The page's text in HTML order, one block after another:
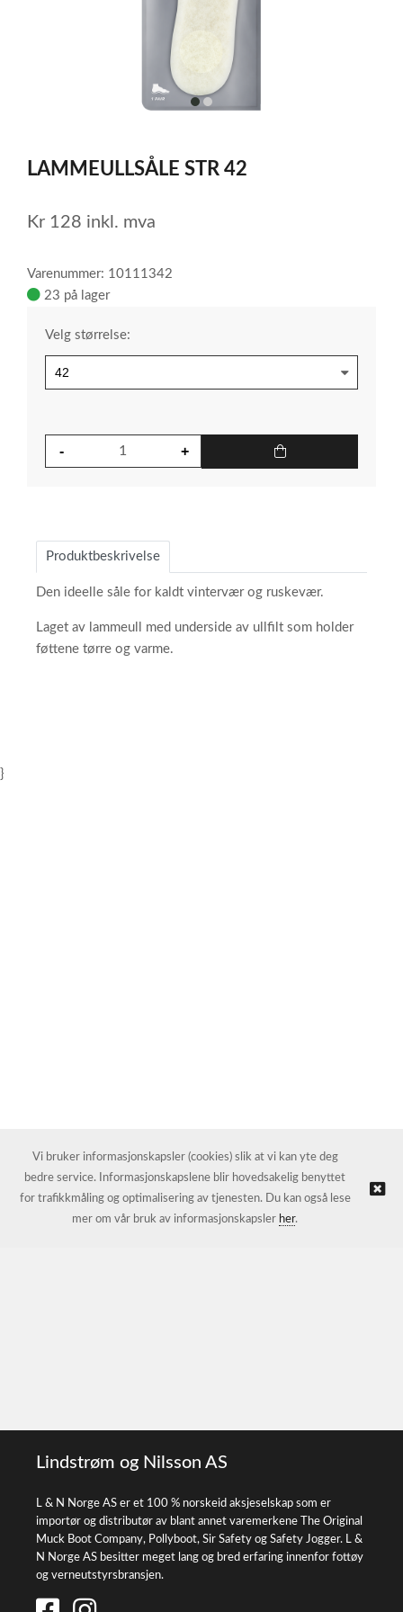
itemitem
of
LAMMEULLSÅLE STR 42
Kr 128 inkl. mva
Varenummer: 10111342
23 på lager
Velg størrelse:
Produktbeskrivelse
Den ideelle såle for kaldt vintervær og ruskevær.
Laget av lammeull med underside av ullfilt som holder
føttene tørre og varme.
}
Lindstrøm og Nilsson AS
L & N Norge AS er et 100 % norskeid aksjeselskap som er
importør og distributør av blant annet varemerkene The Original
Muck Boot Company, Pollyboot, Sir Safety og Safety Jogger. L &
N Norge AS besitter meget lang og bred erfaring innenfor fottøy
og verneutstyrsbransjen.
Vi bruker informasjonskapsler (cookies) slik at vi kan yte deg
bedre service. Informasjonskapslene blir hovedsakelig benyttet
for trafikkmåling og optimalisering av tjenesten. Du kan også lese
mer om vår bruk av informasjonskapsler her.